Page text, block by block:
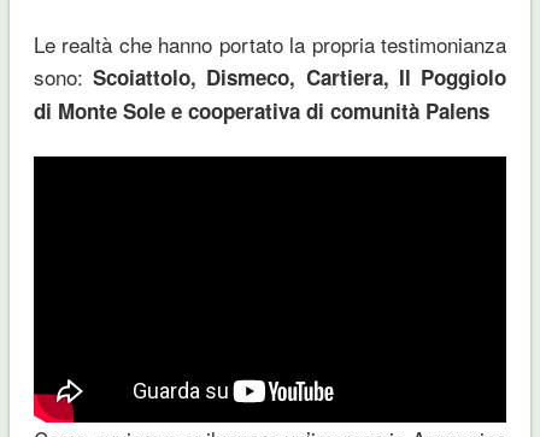
Le realtà che hanno portato la propria testimonianza
sono:Scoiattolo, Dismeco, Cartiera, Il Poggiolo
di Monte Sole e cooperativa di comunità Palens